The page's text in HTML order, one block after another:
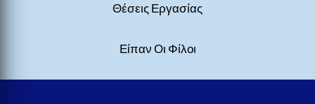
Θέσεις Εργασίας
Είπαν Οι Φίλοι